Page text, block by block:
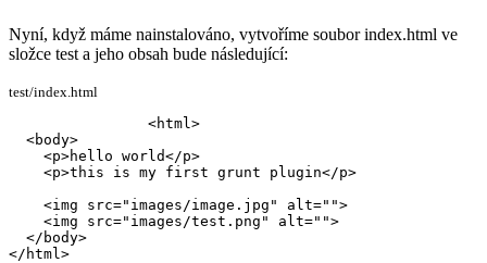
Nyní, když máme nainstalováno, vytvoříme soubor index.html ve
složce test a jeho obsah bude následující:
test/index.html
<html>
  <body>
    <p>hello world</p>
    <p>this is my first grunt plugin</p>
    <img src="images/image.jpg" alt="">
    <img src="images/test.png" alt="">
  </body>
</html>